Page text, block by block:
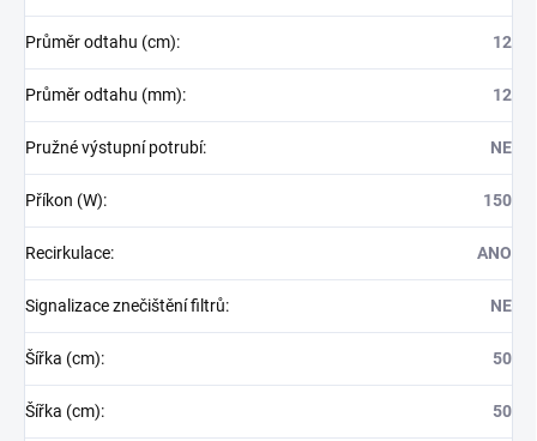
Průměr odtahu (cm): 12
Průměr odtahu (mm): 12
Pružné výstupní potrubí: NE
Příkon (W): 150
Recirkulace: ANO
Signalizace znečištění filtrů: NE
Šířka (cm): 50
Šířka (cm): 50